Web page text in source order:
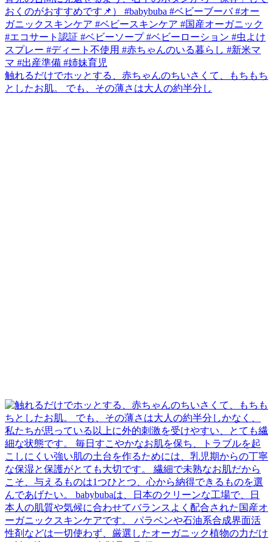
触れるだけでホッとする、赤ちゃんのちいさくて、もちもち
としたお肌。 でも、その薄さは大人の約半分し